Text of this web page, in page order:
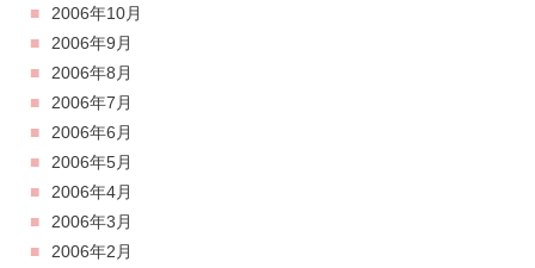
2006年10月
2006年9月
2006年8月
2006年7月
2006年6月
2006年5月
2006年4月
2006年3月
2006年2月